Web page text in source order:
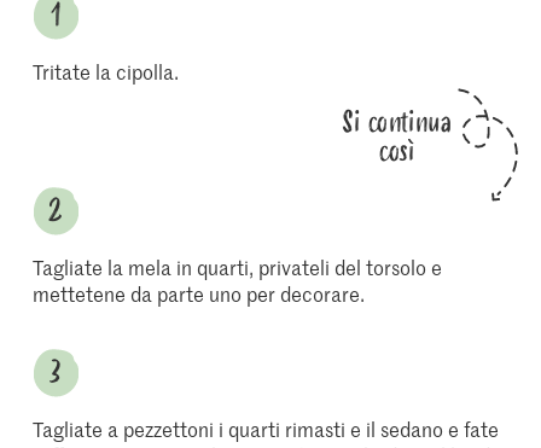
Tritate la cipolla.
Si continua
così
Tagliate la mela in quarti, privateli del torsolo e
mettetene da parte uno per decorare.
Tagliate a pezzettoni i quarti rimasti e il sedano e fate